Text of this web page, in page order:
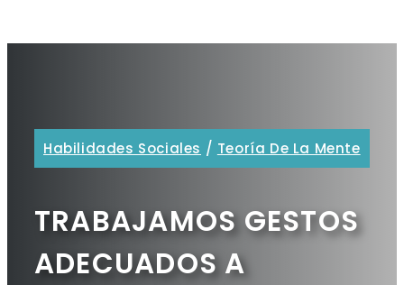
Habilidades Sociales / Teoría De La Mente
TRABAJAMOS GESTOS
ADECUADOS A